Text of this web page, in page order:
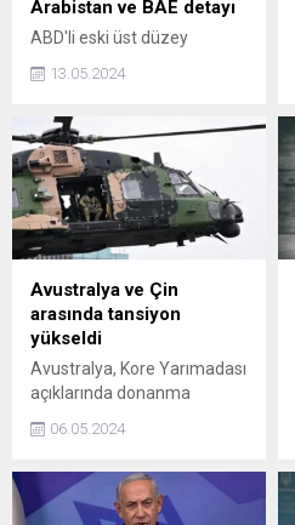
Arabistan ve BAE detayı
ABD'li eski üst düzey
sevkiyatının yasal sınırı
yetkililer, kararların Gazze
konusunda
uygulanmamasının
"açıklanamaz" olduğunu
paylaştı.
13.05.2024
Avustralya ve Çin
arasında tansiyon
yükseldi
Avustralya, Kore Yarımadası
açıklarında donanma
savaş uçağı tarafından
Pekin'e tepki gösterdi.
06.05.2024